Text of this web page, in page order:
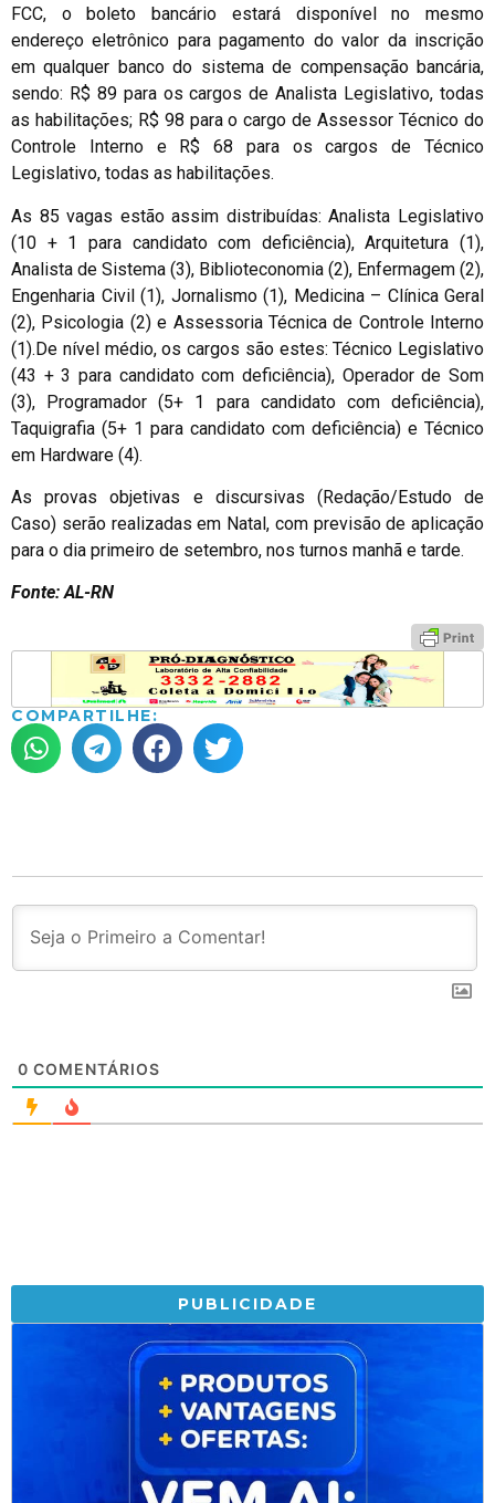
FCC, o boleto bancário estará disponível no mesmo
endereço eletrônico para pagamento do valor da inscrição
em qualquer banco do sistema de compensação bancária,
sendo: R$ 89 para os cargos de Analista Legislativo, todas
as habilitações; R$ 98 para o cargo de Assessor Técnico do
Controle Interno e R$ 68 para os cargos de Técnico
Legislativo, todas as habilitações.
As 85 vagas estão assim distribuídas: Analista Legislativo
(10 + 1 para candidato com deficiência), Arquitetura (1),
Analista de Sistema (3), Biblioteconomia (2), Enfermagem (2),
Engenharia Civil (1), Jornalismo (1), Medicina – Clínica Geral
(2), Psicologia (2) e Assessoria Técnica de Controle Interno
(1).De nível médio, os cargos são estes: Técnico Legislativo
(43 + 3 para candidato com deficiência), Operador de Som
(3), Programador (5+ 1 para candidato com deficiência),
Taquigrafia (5+ 1 para candidato com deficiência) e Técnico
em Hardware (4).
As provas objetivas e discursivas (Redação/Estudo de
Caso) serão realizadas em Natal, com previsão de aplicação
para o dia primeiro de setembro, nos turnos manhã e tarde.
Fonte: AL-RN
COMPARTILHE:
0 COMENTÁRIOS
PUBLICIDADE